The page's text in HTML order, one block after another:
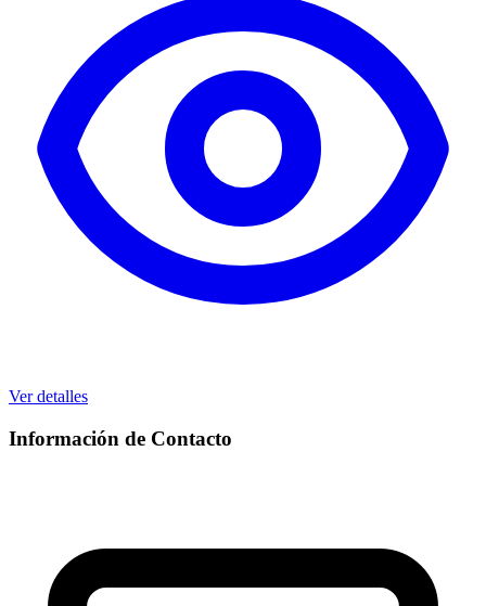
Ver detalles
Información de Contacto